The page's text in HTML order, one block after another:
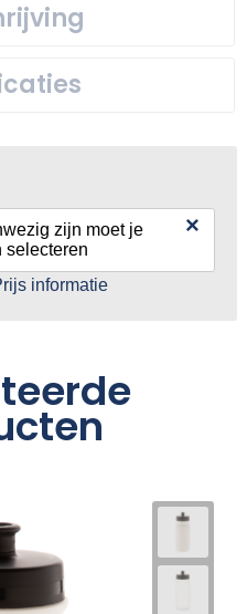
zijn moet je
selecteren
×
informatie